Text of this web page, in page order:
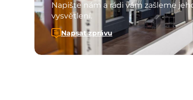
Napište nám a rádi vám zašleme
vysvětlení.
Napsat zprávu